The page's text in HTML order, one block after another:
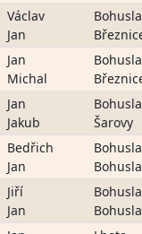
Václav
Jan
Jan
Michal
Jan
Jakub
Šarovy
Bedřich
Jan
Jiří
Jan